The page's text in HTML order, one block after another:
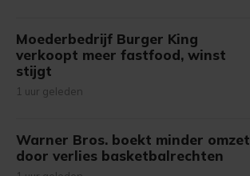
Moederbedrijf Burger King
verkoopt meer fastfood, winst
stijgt
1 uur geleden
Warner Bros. boekt minder omzet
door verlies basketbalrechten